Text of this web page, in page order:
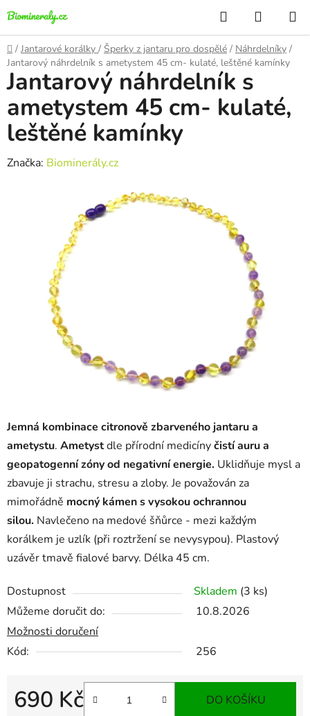
Přejít
na
obsah
Hledat
KOŠÍK
Domů
/ Jantarové korálky / Šperky z jantaru pro dospělé / Náhrdelníky /
Jantarový náhrdelník s ametystem 45 cm- kulaté, leštěné kamínky
Jemná kombinace citronově zbarveného jantaru a
ametystu. Ametystdle přírodní medicínyčistí auru a
geopatogenní zóny od negativní energie. Uklidňuje mysl a
zbavuje ji strachu, stresu a zloby. Je považován za
mimořádně mocný kámen s vysokou ochrannou
silou. Navlečeno na medové šňůrce - mezi každým
korálkem je uzlík (při roztržení se nevysypou). Plastový
uzávěr tmavě fialové barvy. Délka 45 cm.
Dostupnost Skladem (3 ks)
Můžeme doručit do:
10.8.2026
Možnosti doručení
Kód:
256
690 Kč DO KOŠÍKU
Jantarový náhrdelník s
ametystem 45 cm- kulaté,
leštěné kamínky
Značka: Biominerály.cz